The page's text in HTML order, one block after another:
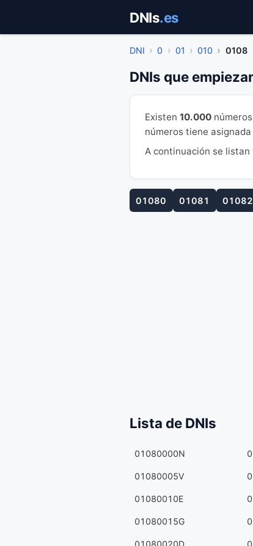
contenido
DNIs.es
DNI 0 01 010 0108
DNIs que
Existen 10.000
números tiene
A continuación se
01080 01081 01082
Lista de DNIs
01080000N
01080005V
01080010E
01080015G
01080020D